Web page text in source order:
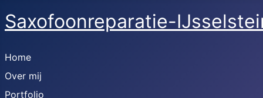
Saxofoonreparatie-
Home
Over mij
Portfolio